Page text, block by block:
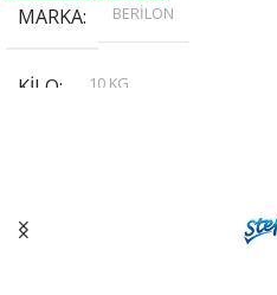
MARKA BERİLON
KILO
10 KG